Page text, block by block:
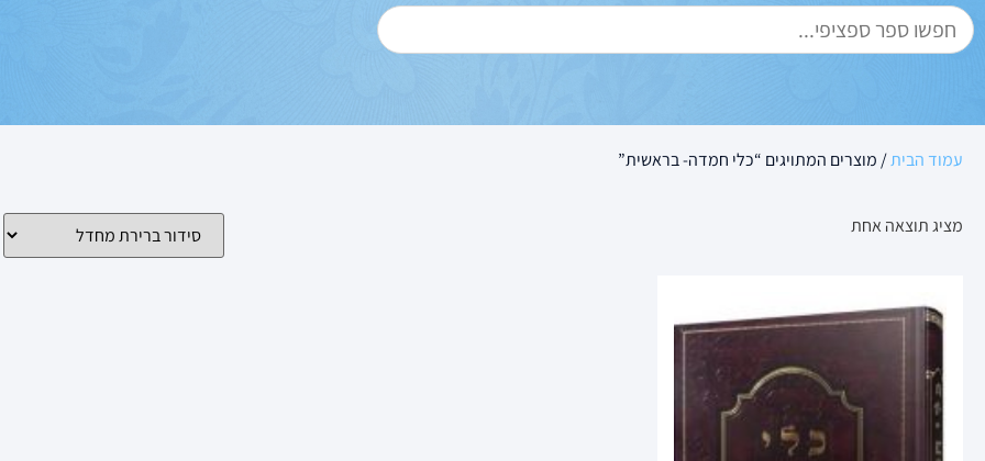
עמוד הבית/ מוצרים המתויגים “כלי חמדה- בראשית”
מציג תוצאה אחת